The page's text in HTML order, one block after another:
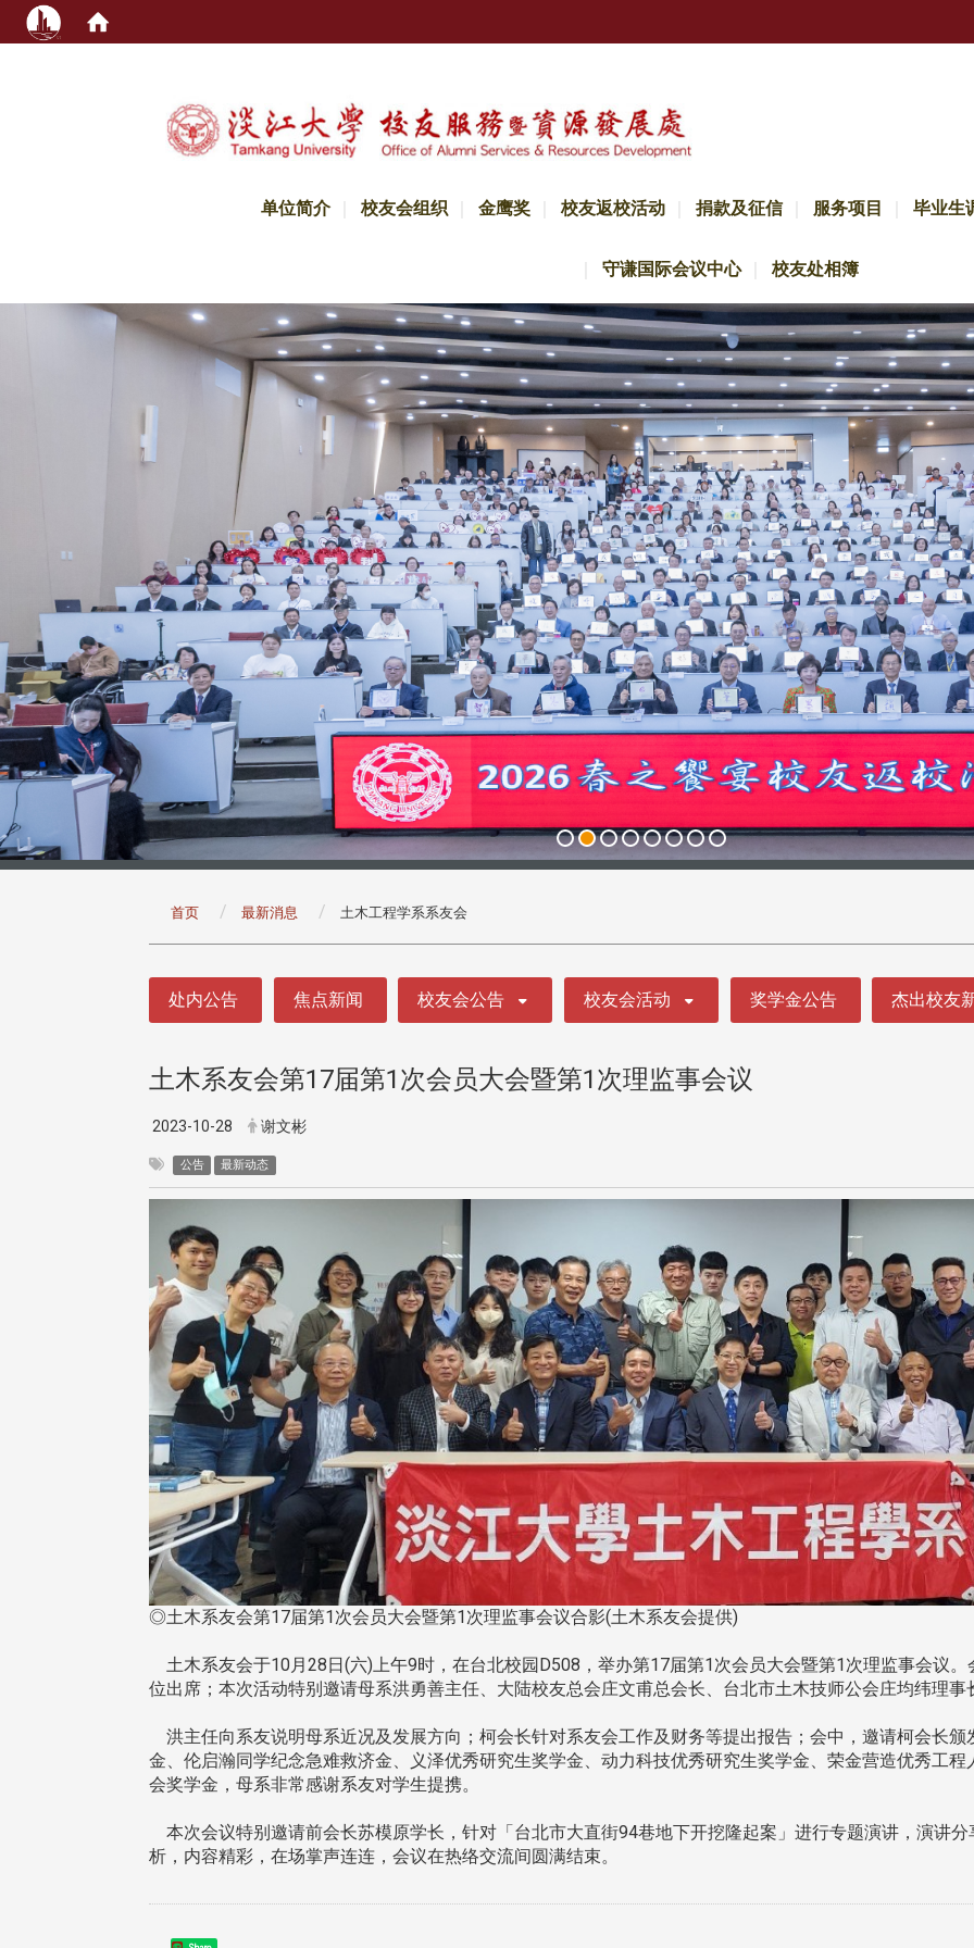
单位简介 校友会组织 金鹰奖 校友返校活动 捐款及征信 服务项目 毕业生
守谦国际会议中心 校友处相簿
首页 最新消息 土木工程学系系友会
处内公告 焦点新闻 校友会公告 校友会活动 奖学金公告 杰出校友
土木系友会第17届第1次会员大会暨第1次理监事会议
2023-10-28 谢文彬
公告 最新动态
◎土木系友会第17届第1次会员大会暨第1次理监事会议合影(土木系友会提供)
土木系友会于10月28日(六)上午9时，在台北校园D508，举办第17届第1次会员大会暨第1次理监事会议
位出席；本次活动特别邀请母系洪勇善主任、大陆校友总会庄文甫总会长、台北市土木技师公会庄均纬理
洪主任向系友说明母系近况及发展方向；柯会长针对系友会工作及财务等提出报告；会中，邀请柯会长
金、伦启瀚同学纪念急难救济金、义泽优秀研究生奖学金、动力科技优秀研究生奖学金、荣金营造优秀工
会奖学金，母系非常感谢系友对学生提携。
本次会议特别邀请前会长苏模原学长，针对「台北市大直街94巷地下开挖隆起案」进行专题演讲，演讲
析，内容精彩，在场掌声连连，会议在热络交流间圆满结束。